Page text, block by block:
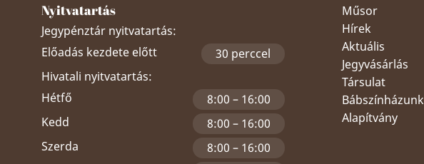
Nyitvatartás
Jegypénztár nyitvatartás:
Előadás kezdete előtt
30 perccel
Hivatali nyitvatartás:
Hétfő
8:00 – 16:00
Kedd
8:00 – 16:00
Szerda
8:00 – 16:00
Műsor
Hírek
Aktuális
Jegyvásárlás
Társulat
Bábszínházunk
Alapítvány